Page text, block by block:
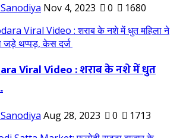
Nov 4, 2023 0 1680
Viral Video : शराब के नशे में धुत
Aug 28, 2023 0 1713